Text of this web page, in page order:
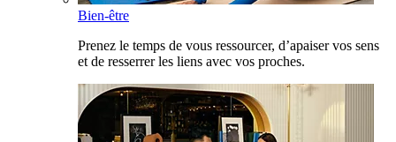
Bien-être
Prenez le temps de vous ressourcer, d’apaiser vos sens
et de resserrer les liens avec vos proches.